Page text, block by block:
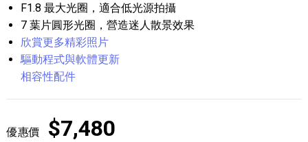
F1.8 最大光圈，適合低光源拍攝
7 葉片圓形光圈，營造迷人散景效果
欣賞更多精彩照片
驅動程式與軟體更新
相容性配件
優惠價 $7,480